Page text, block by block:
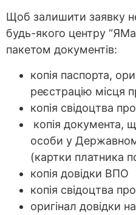
Щоб залишити заявку
будь-якого центру
пакетом документів:
копія паспорта,
реєстрацію місця
копія свідоцтва
копія документа,
особи у
(картки платника
копія довідки ВПО
копія свідоцтва
оригінал довідки